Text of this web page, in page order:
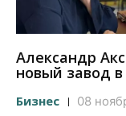
Александр
новый завод
Бизнес 08